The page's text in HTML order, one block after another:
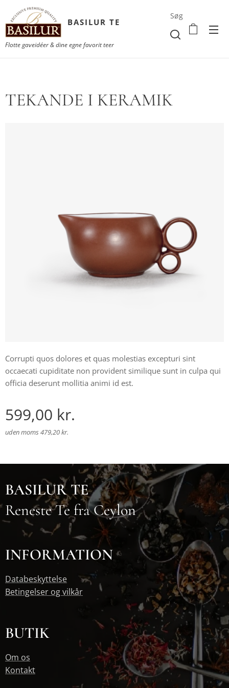
BASILUR TE
Flotte gaveidéer & dine egne favorit teer
Søg
TEKANDE I KERAMIK
Corrupti quos dolores et quas molestias excepturi sint
occaecati cupiditate non provident similique sunt in culpa qui
officia deserunt mollitia animi id est.
599,00 kr.
uden moms 479,20 kr.
BASILUR TE
Reneste Te fra Ceylon
INFORMATION
Databeskyttelse
Betingelser og vilkår
BUTIK
Om os
Kontakt